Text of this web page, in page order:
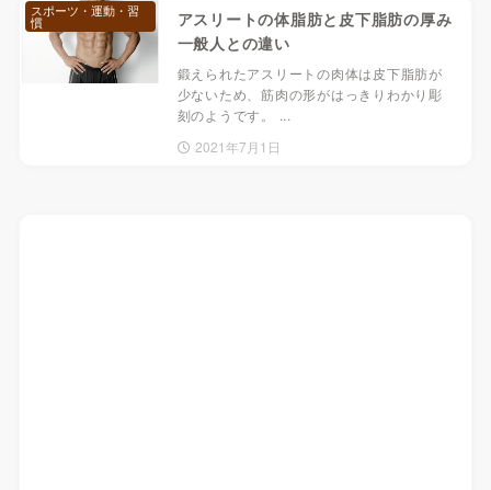
アスリートの体脂肪と皮下脂肪の厚み
一般人との違い
鍛えられたアスリートの肉体は皮下脂肪が
少ないため、筋肉の形がはっきりわかり彫
刻のようです。 ...
2021年7月1日
スポーツ・運動・習
慣